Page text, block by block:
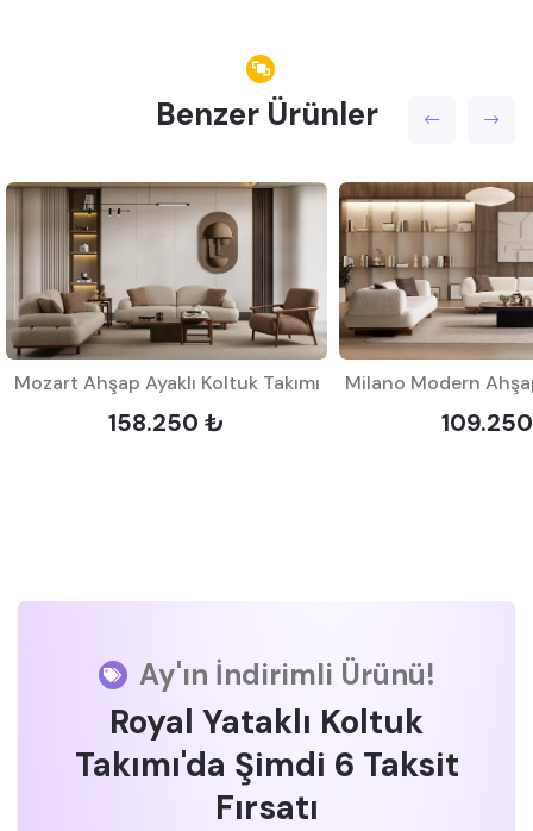
Benzer Ürünler
Mozart Ahşap Ayaklı Koltuk Takımı
158.250 ₺
Ay'ın İndirimli Ürünü!
Royal Yataklı Koltuk
Takımı'da Şimdi 6 Taksit
Fırsatı